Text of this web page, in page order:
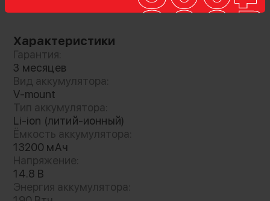
Литий-ионный аккумулятор с креплением V-
Mount для профессиональной техники.
Батарея имеет контакты из чистой меди для
более эффективной работы, и корпус из
жаростойкого АБС пластика. На корпусе
Показать полностью
Характеристики
Гарантия:
3 месяцев
Вид аккумулятора:
V-mount
Тип аккумулятора:
Li-ion (литий-ионный)
Ёмкость аккумулятора:
13200 мАч
Напряжение:
14.8 В
Энергия аккумулятора: